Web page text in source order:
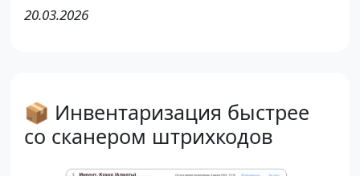
20.03.2026
📦 Инвентаризация быстрее
со сканером штрихкодов